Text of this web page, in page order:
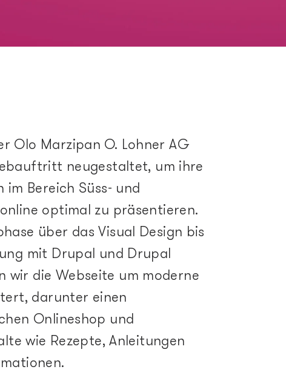
Olo Marzipan O. Lohner AG
neugestaltet, um ihre
im Bereich Süss- und
optimal zu präsentieren.
über das Visual Design bis
mit Drupal und Drupal
wir die Webseite um moderne
darunter einen
Onlineshop und
wie Rezepte, Anleitungen